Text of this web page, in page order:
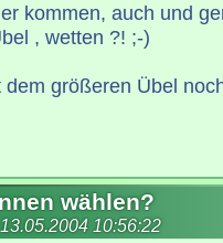
kommen, auch und
, wetten ?! ;-)
größeren Übel
wählen?
13.05.2004 10:56:22